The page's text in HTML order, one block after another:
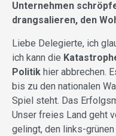
Unternehmen
drangsalieren, den
Liebe Delegierte, ich
ich kann die
Politik hier abbrechen.
bis zu den nationalen
Spiel steht. Das
Unser freies Land geht
gelingt, den links-